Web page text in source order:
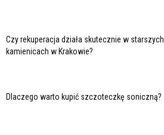
Czy rekuperacja działa skutecznie w starszych
kamienicach w Krakowie?
Dlaczego warto kupić szczoteczkę soniczną?